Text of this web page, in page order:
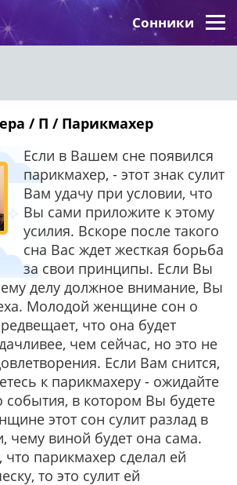
Сонники
/ П / Парикмахер
Если в Вашем сне появился
парикмахер, - этот знак сулит
Вам удачу при условии, что
Вы сами приложите к этому
усилия. Вскоре после такого
сна Вас ждет жесткая борьба
за свои принципы. Если Вы
делу должное внимание, Вы
Молодой женщине сон о
что она будет
чем сейчас, но это не
Если Вам снится,
к парикмахеру - ожидайте
события, в котором Вы будете
этот сон сулит разлад в
чему виной будет она сама.
что парикмахер сделал ей
то это сулит ей